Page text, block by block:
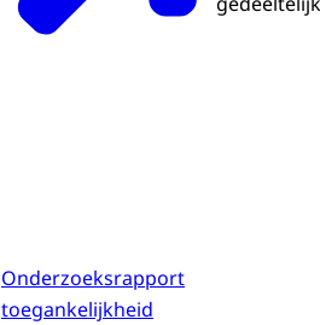
Onderzoeksrapport
toegankelijkheid